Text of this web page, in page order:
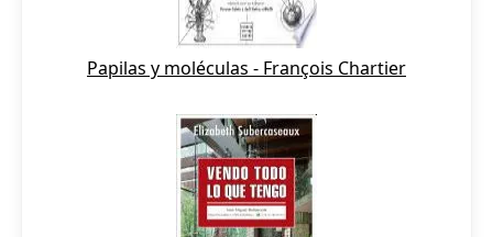
Papilas y moléculas - François Chartier